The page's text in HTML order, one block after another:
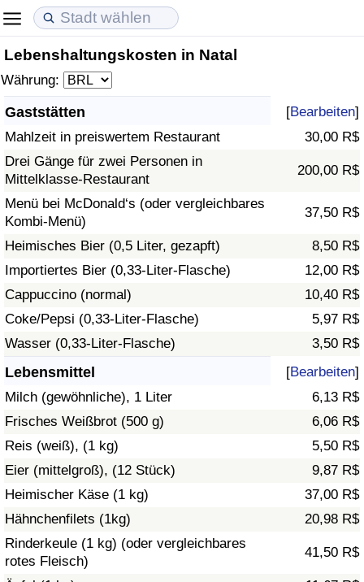
Lebenshaltungskosten in Natal
Währung:
Gaststätten [Bearbeiten]
Mahlzeit in preiswertem Restaurant
30,00 R$
Drei Gänge für zwei Personen in
Mittelklasse-Restaurant
200,00 R$
Menü bei McDonald‘s (oder vergleichbares
Kombi-Menü)
37,50 R$
Heimisches Bier (0,5 Liter, gezapft)
8,50 R$
Importiertes Bier (0,33-Liter-Flasche)
12,00 R$
Cappuccino (normal)
10,40 R$
Coke/Pepsi (0,33-Liter-Flasche)
5,97 R$
Wasser (0,33-Liter-Flasche)
3,50 R$
Lebensmittel [Bearbeiten]
Milch (gewöhnliche), 1 Liter
6,13 R$
Frisches Weißbrot (500 g)
6,06 R$
Reis (weiß), (1 kg)
5,50 R$
Eier (mittelgroß), (12 Stück)
9,87 R$
Heimischer Käse (1 kg)
37,00 R$
Hähnchenfilets (1kg)
20,98 R$
Rinderkeule (1 kg) (oder vergleichbares
rotes Fleisch)
41,50 R$
Lebenshaltungskosten
Lebenshaltungskosten-Index (aktuell)
Lebenshaltungskosten-Index
Lebenshaltungskosten-Index nach Land
in Akaba
Immobilienpreise
Immobilienpreis-Index (aktuell)
Immobilienpreis-Index
Immobilienpreis-Index nach Land
Lebensqualität
Lebensqualität-Index
Lebensqualität-Index (aktuell)
Lebensqualitätsindex nach Land
Kriminalität
Kriminalitäts-Index (aktuell)
Kriminalitäts-Index
Kriminalitätsindex nach Land
Gesundheitsversorgung
Gesundheitsversorgungs-Index (aktuell)
Gesundheitsversorgungs-Index
Gesundheitsversorgungs-Index nach Land
Umweltverschmutzung